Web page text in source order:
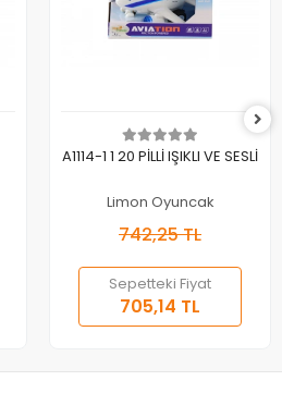
Sepete Ekle
A1114-1 1 20 PİLLİ IŞIKLI VE SESLİ
Limon Oyuncak
742,25 TL
Sepetteki Fiyat
705,14 TL